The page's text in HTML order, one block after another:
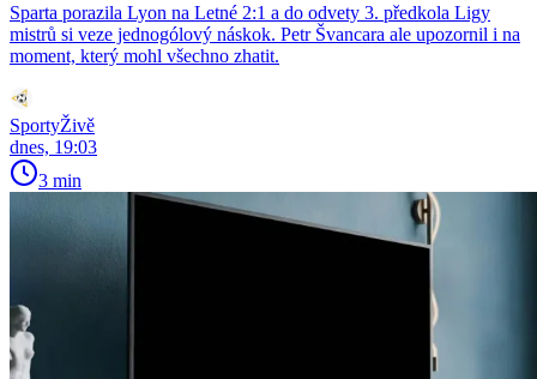
Sparta porazila Lyon na Letné 2:1 a do odvety 3. předkola Ligy
mistrů si veze jednogólový náskok. Petr Švancara ale upozornil i na
moment, který mohl všechno zhatit.
SportyŽivě
dnes, 19:03
3 min